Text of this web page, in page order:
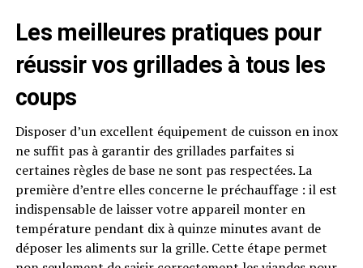
Les meilleures pratiques pour
réussir vos grillades à tous les
coups
Disposer d’un excellent équipement de cuisson en inox
ne suffit pas à garantir des grillades parfaites si
certaines règles de base ne sont pas respectées. La
première d’entre elles concerne le préchauffage : il est
indispensable de laisser votre appareil monter en
température pendant dix à quinze minutes avant de
déposer les aliments sur la grille. Cette étape permet